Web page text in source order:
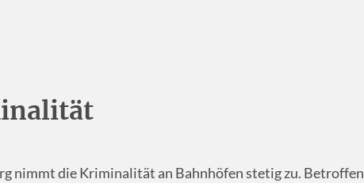
nimmt die Kriminalität an Bahnhöfen stetig zu. Betroffen